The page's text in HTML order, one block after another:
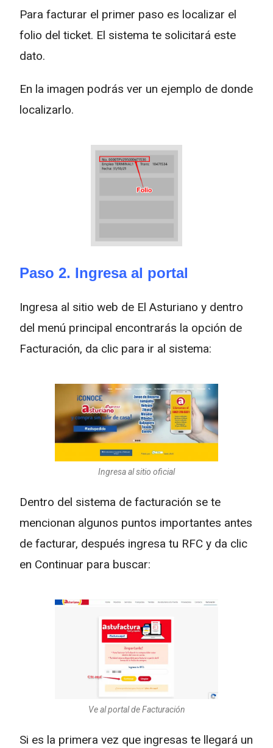
Para facturar el primer paso es localizar el
folio del ticket. El sistema te solicitará este
dato.
En la imagen podrás ver un ejemplo de donde
localizarlo.
Paso 2. Ingresa al portal
Ingresa al sitio web de El Asturiano y dentro
del menú principal encontrarás la opción de
Facturación, da clic para ir al sistema:
Ingresa al sitio oficial
Dentro del sistema de facturación se te
mencionan algunos puntos importantes antes
de facturar, después ingresa tu RFC y da clic
en Continuar para buscar:
Ve al portal de Facturación
Si es la primera vez que ingresas te llegará un